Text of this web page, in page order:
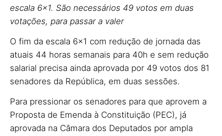
escala 6×1. São necessários 49 votos em duas
votações, para passar a valer
O fim da escala 6×1 com redução de jornada das
atuais 44 horas semanais para 40h e sem redução
salarial precisa ainda aprovada por 49 votos dos 81
senadores da República, em duas sessões.
Para pressionar os senadores para que aprovem a
Proposta de Emenda à Constituição (PEC), já
aprovada na Câmara dos Deputados por ampla